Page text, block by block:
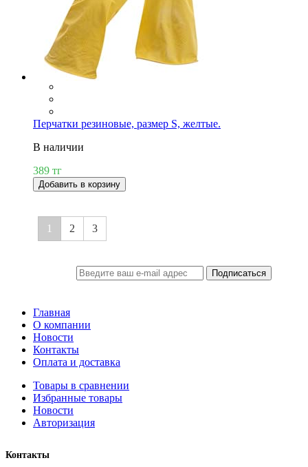
Перчатки резиновые, размер S, желтые.
В наличии
389 тг
Добавить в корзину
1 2 3
Подписаться
Главная
О компании
Новости
Контакты
Оплата и доставка
Товары в сравнении
Избранные товары
Новости
Авторизация
Контакты